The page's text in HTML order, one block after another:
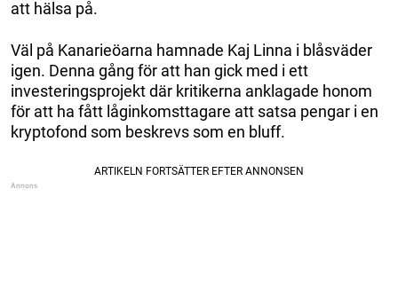
att hälsa på.
Väl på Kanarieöarna hamnade Kaj Linna i blåsväder
igen. Denna gång för att han gick med i ett
investeringsprojekt där kritikerna anklagade honom
för att ha fått låginkomsttagare att satsa pengar i en
kryptofond som beskrevs som en bluff.